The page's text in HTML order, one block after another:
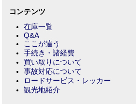
コンテンツ
在庫一覧
Q&A
ここが違う
手続き・諸経費
買い取りについて
事故対応について
ロードサービス・レッカー
観光地紹介